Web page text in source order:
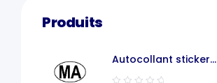
Produits
Autocollant sticker
voiture MA